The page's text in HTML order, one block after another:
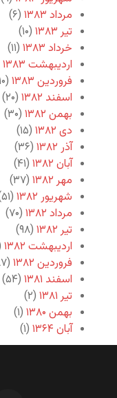
مرداد ۱۳۸۳
(۶)
تیر ۱۳۸۳
(۱۰)
خرداد ۱۳۸۳
(۱۱)
اردیبهشت ۱۳۸۳
فروردین ۱۳۸۳
(۱۰)
اسفند ۱۳۸۲
(۲۰)
بهمن ۱۳۸۲
(۳۰)
دی ۱۳۸۲
(۱۵)
آذر ۱۳۸۲
(۳۶)
آبان ۱۳۸۲
(۴۱)
مهر ۱۳۸۲
(۳۷)
شهریور ۱۳۸۲
(۵۱)
مرداد ۱۳۸۲
(۷۰)
تیر ۱۳۸۲
(۹۸)
اردیبهشت ۱۳۸۲
فروردین ۱۳۸۲
(۸۷)
اسفند ۱۳۸۱
(۵۴)
تیر ۱۳۸۱
(۲)
بهمن ۱۳۸۰
(۱)
آبان ۱۳۶۴
(۱)